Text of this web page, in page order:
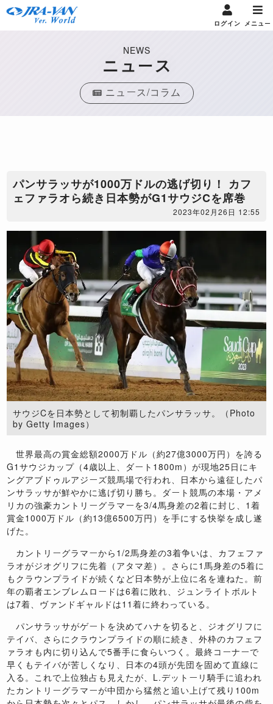
ログイン メニュー
NEWS
ニュース
ニュース/コラム
パンサラッサが1000万ドルの逃げ切り！ カフ
ェファラオら続き日本勢がG1サウジCを席巻
2023年02月26日 12:55
サウジCを日本勢として初制覇したパンサラッサ。（Photo
by Getty Images）
世界最高の賞金総額2000万ドル（約27億3000万円）を誇る
G1サウジカップ（4歳以上、ダート1800m）が現地25日にキ
ングアブドゥルアジーズ競馬場で行われ、日本から遠征したパ
ンサラッサが鮮やかに逃げ切り勝ち。ダート競馬の本場・アメ
リカの強豪カントリーグラマーを3/4馬身差の2着に封じ、1着
賞金1000万ドル（約13億6500万円）を手にする快挙を成し遂
げた。
カントリーグラマーから1/2馬身差の3着争いは、カフェファ
ラオがジオグリフに先着（アタマ差）。さらに1馬身差の5着に
もクラウンプライドが続くなど日本勢が上位に名を連ねた。前
年の覇者エンブレムロードは6着に敗れ、ジュンライトボルト
は7着、ヴァンドギャルドは11着に終わっている。
パンサラッサがゲートを決めてハナを切ると、ジオグリフに
テイバ、さらにクラウンプライドの順に続き、外枠のカフェフ
ァラオも内に切り込んで5番手に食らいつく。最終コーナーで
早くもテイバが苦しくなり、日本の4頭が先団を固めて直線に
入る。これで上位独占も見えたが、L.デットーリ騎手に追われ
たカントリーグラマーが中団から猛然と追い上げて残り100m